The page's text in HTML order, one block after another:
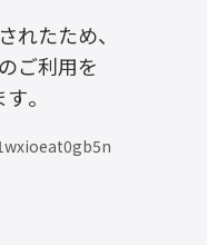
れたため、
ご利用を
。